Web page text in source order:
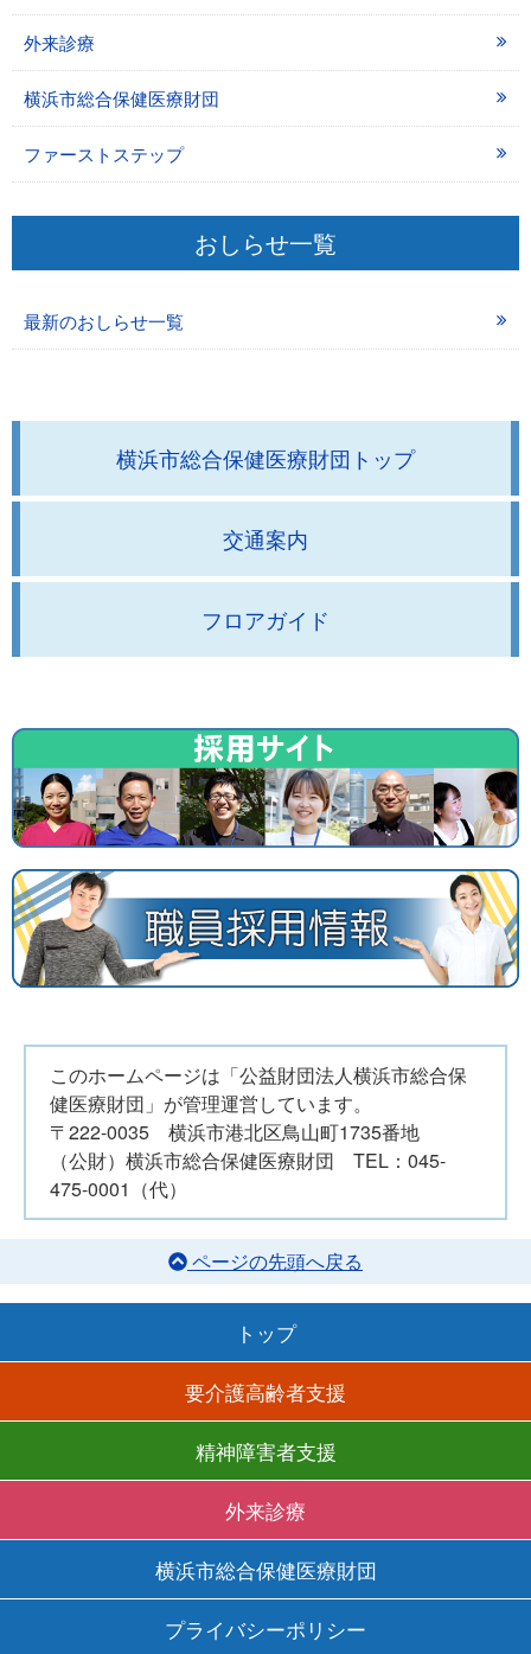
外来診療
横浜市総合保健医療財団
ファーストステップ
おしらせ一覧
最新のおしらせ一覧
横浜市総合保健医療財団トップ
交通案内
フロアガイド
このホームページは「公益財団法人横浜市総合保
健医療財団」が管理運営しています。
〒222-0035 横浜市港北区鳥山町1735番地
（公財）横浜市総合保健医療財団 TEL：045-
475-0001（代）
ページの先頭へ戻る
トップ
要介護高齢者支援
精神障害者支援
外来診療
横浜市総合保健医療財団
プライバシーポリシー